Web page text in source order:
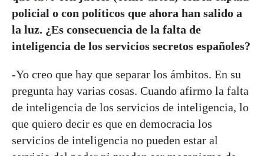
policial o con políticos que ahora han salido a
la luz. ¿Es consecuencia de la falta de
inteligencia de los servicios secretos españoles?
-Yo creo que hay que separar los ámbitos. En su
pregunta hay varias cosas. Cuando afirmo la falta
de inteligencia de los servicios de inteligencia, lo
que quiero decir es que en democracia los
servicios de inteligencia no pueden estar al